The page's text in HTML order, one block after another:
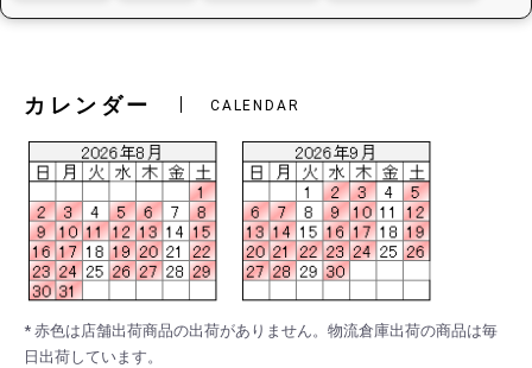
カレンダー CALENDAR
* 赤色は店舗出荷商品の出荷がありません。物流倉庫出荷の商品は毎
日出荷しています。